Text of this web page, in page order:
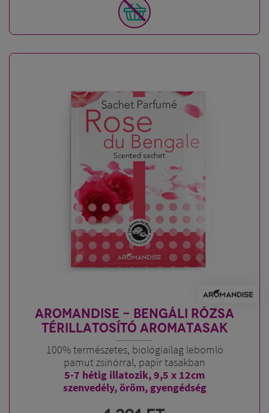
AROMANDISE - BENGÁLI RÓZSA
TÉRILLATOSÍTÓ AROMATASAK
100% természetes, biológiailag lebomló
pamut zsinórral, papír tasakban
5-7 hétig illatozik, 9,5 x 12cm
szenvedély, öröm, gyengédség